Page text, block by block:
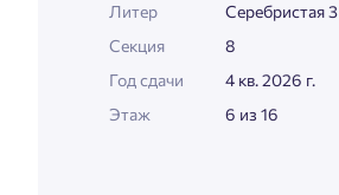
Литер
Серебристая 3
Секция
8
Год сдачи
4 кв. 2026 г.
Этаж
6 из 16